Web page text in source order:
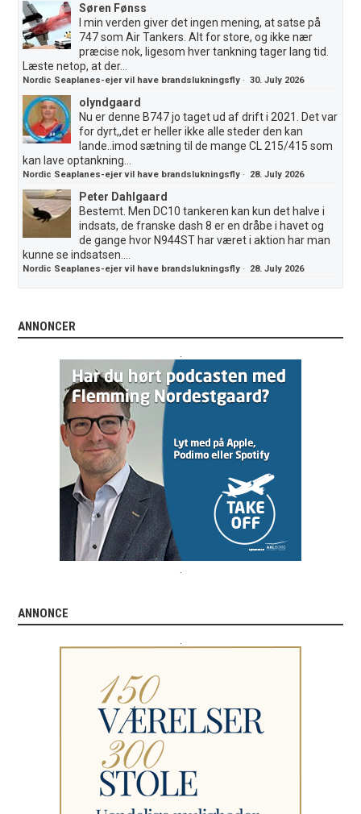
Søren Fønss
I min verden giver det ingen mening, at satse på
747 som Air Tankers. Alt for store, og ikke nær
præcise nok, ligesom hver tankning tager lang tid.
Læste netop, at der...
Nordic Seaplanes-ejer vil have brandslukningsfly ·30. July 2026
olyndgaard
Nu er denne B747 jo taget ud af drift i 2021. Det var
for dyrt,,det er heller ikke alle steder den kan
lande..imod sætning til de mange CL 215/415 som
kan lave optankning...
Nordic Seaplanes-ejer vil have brandslukningsfly · 28. July 2026
Peter Dahlgaard
Bestemt. Men DC10 tankeren kan kun det halve i
indsats, de franske dash 8 er en dråbe i havet og
de gange hvor N944ST har været i aktion har man
kunne se indsatsen....
Nordic Seaplanes-ejer vil have brandslukningsfly · 28. July 2026
ANNONCER
ANNONCE